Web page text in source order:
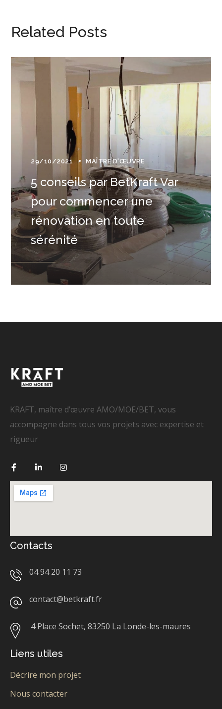
Related Posts
29/10/2021 MAÎTRE D'ŒUVRE
5 conseils par BetKraft Var
pour commencer une
rénovation en toute
sérénité
KRAFT, maître d’œuvre AMO/MOE/BET, vous
accompagne dans tous vos projets avec expertise et
rigueur
Contacts
04 94 20 11 73
contact@betkraft.fr
4 Place Sochet, 83250 La Londe-les-maures
Liens utiles
Décrire mon projet
Nous contacter